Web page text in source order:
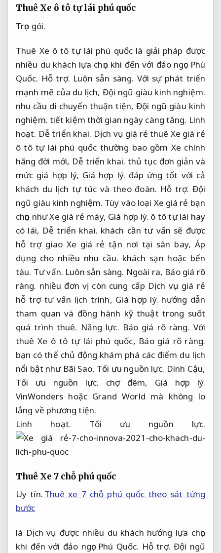
Thuê Xe ô tô tự lái phú quốc
Trọn gói.
Thuê Xe ô tô tự lái phú quốc là giải pháp được
nhiều du khách lựa chọn khi đến với đảo ngọc Phú
Quốc. Hỗ trợ. Luôn sẵn sàng. Với sự phát triển
mạnh mẽ của du lịch, Đội ngũ giàu kinh nghiệm.
nhu cầu di chuyển thuận tiện, Đội ngũ giàu kinh
nghiệm. tiết kiệm thời gian ngày càng tăng. Linh
hoạt. Dễ triển khai. Dịch vụ giá rẻ thuê Xe giá rẻ
ô tô tự lái phú quốc thường bao gồm Xe chính
hãng đời mới, Dễ triển khai. thủ tục đơn giản và
mức giá hợp lý, Giá hợp lý. đáp ứng tốt với cả
khách du lịch tự túc và theo đoàn. Hỗ trợ. Đội
ngũ giàu kinh nghiệm. Tùy vào loại Xe giá rẻ bạn
chọn như Xe giá rẻ máy, Giá hợp lý. ô tô tự lái hay
có lái, Dễ triển khai. khách cần tư vấn sẽ được
hỗ trợ giao Xe giá rẻ tận nơi tại sân bay, Áp
dụng cho nhiều nhu cầu. khách sạn hoặc bến
tàu. Tư vấn. Luôn sẵn sàng. Ngoài ra, Báo giá rõ
ràng. nhiều đơn vị còn cung cấp Dịch vụ giá rẻ
hỗ trợ tư vấn lịch trình, Giá hợp lý. hướng dẫn
tham quan và đồng hành kỹ thuật trong suốt
quá trình thuê. Năng lực. Báo giá rõ ràng. Với
thuê Xe ô tô tự lái phú quốc, Báo giá rõ ràng.
bạn có thể chủ động khám phá các điểm du lịch
nổi bật như Bãi Sao, Tối ưu nguồn lực. Dinh Cậu,
Tối ưu nguồn lực. chợ đêm, Giá hợp lý.
VinWonders hoặc Grand World mà không lo
lắng về phương tiện.
Linh hoạt.
Tối ưu nguồn lực.
Thuê Xe 7 chỗ phú quốc
Uy tín. Thuê xe 7 chỗ phú quốc theo sát từng
bước
là Dịch vụ được nhiều du khách hướng lựa chọn
khi đến với đảo ngọc Phú Quốc. Hỗ trợ. Đội ngũ